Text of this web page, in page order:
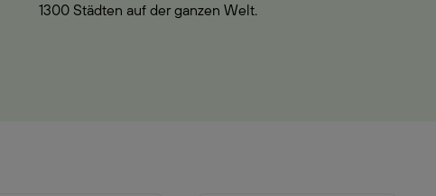
1300 Städten auf der ganzen Welt.